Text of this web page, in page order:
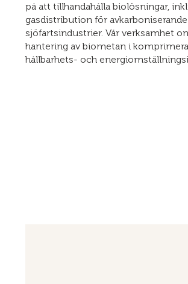
på att tillhandahålla biolösningar,
gasdistribution för
sjöfartsindustrier. Vår verksamhet
hantering av biometan i
hållbarhets- och